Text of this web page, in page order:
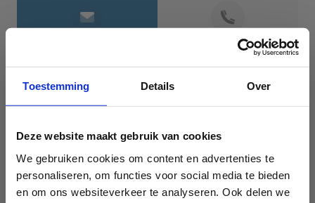
Toestemming Details Over
Deze website maakt gebruik van cookies
We gebruiken cookies om content en advertenties te
personaliseren, om functies voor social media te bieden
en om ons websiteverkeer te analyseren. Ook delen we